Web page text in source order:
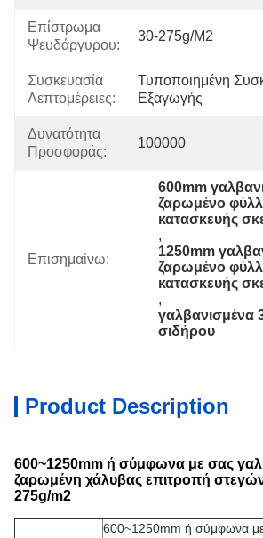
Επίστρωμα
Ψευδάργυρου:
30-275g/m2
Συσκευασία
Λεπτομέρειες:
Τυποποιημένη
Εξαγωγής
Δυνατότητα
Προσφοράς:
100000
Επισημαίνω:
600mm
ζαρωμένο
κατασκευής
,
1250mm
ζαρωμένο
κατασκευής
,
γαλβανισμένα
σιδήρου
Product Description
600~1250mm ή σύμφωνα με σας
ζαρωμένη χάλυβας επιτροπή
275g/m2
600~1250mm ή σύμφωνα